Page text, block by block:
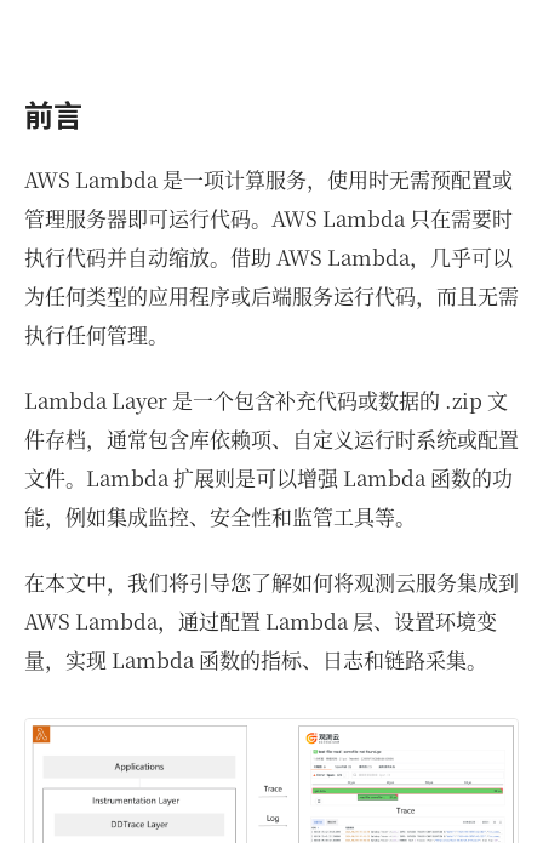
前言
AWS Lambda 是一项计算服务，使用时无需预配置或
管理服务器即可运行代码。AWS Lambda 只在需要时
执行代码并自动缩放。借助 AWS Lambda，几乎可以
为任何类型的应用程序或后端服务运行代码，而且无需
执行任何管理。
Lambda Layer 是一个包含补充代码或数据的 .zip 文
件存档，通常包含库依赖项、自定义运行时系统或配置
文件。Lambda 扩展则是可以增强 Lambda 函数的功
能，例如集成监控、安全性和监管工具等。
在本文中，我们将引导您了解如何将观测云服务集成到
AWS Lambda，通过配置 Lambda 层、设置环境变
量，实现 Lambda 函数的指标、日志和链路采集。